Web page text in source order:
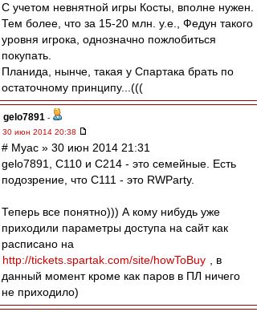
С учетом невнятной игры Косты, вполне нужен.
Тем более, что за 15-20 млн. у.е., Федун такого
уровня игрока, однозначно пожлобиться
покупать.
Планида, нынче, такая у Спартака брать по
остаточному принципу...(((
gelo7891 -
30 июн 2014 20:38
# Myac » 30 июн 2014 21:31
gelo7891, C110 и С214 - это семейные. Есть
подозрение, что C111 - это RWParty.
Теперь все понятно))) А кому нибудь уже
приходили параметры доступа на сайт как
расписано на
http://tickets.spartak.com/site/howToBuy , в
данный момент кроме как паров в ПЛ ничего
не приходило)